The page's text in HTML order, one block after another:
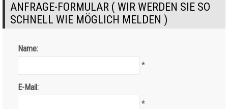
ANFRAGE-FORMULAR ( WIR WERDEN SIE SO
SCHNELL WIE MÖGLICH MELDEN )
Name:
*
E-Mail:
*